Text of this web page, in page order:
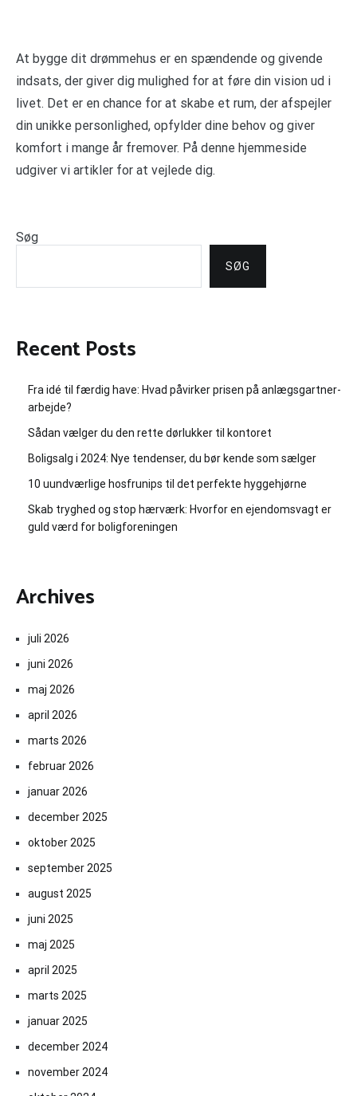
At bygge dit drømmehus er en spændende og givende
indsats, der giver dig mulighed for at føre din vision ud i
livet. Det er en chance for at skabe et rum, der afspejler
din unikke personlighed, opfylder dine behov og giver
komfort i mange år fremover. På denne hjemmeside
udgiver vi artikler for at vejlede dig.
Søg
SØG
Recent Posts
Fra idé til færdig have: Hvad påvirker prisen på anlægsgartner-
arbejde?
Sådan vælger du den rette dørlukker til kontoret
Boligsalg i 2024: Nye tendenser, du bør kende som sælger
10 uundværlige hosfrunips til det perfekte hyggehjørne
Skab tryghed og stop hærværk: Hvorfor en ejendomsvagt er
guld værd for boligforeningen
Archives
juli 2026
juni 2026
maj 2026
april 2026
marts 2026
februar 2026
januar 2026
december 2025
oktober 2025
september 2025
august 2025
juni 2025
maj 2025
april 2025
marts 2025
januar 2025
december 2024
november 2024